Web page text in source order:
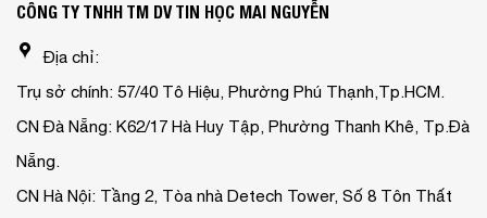
CÔNG TY TNHH TM DV TIN HỌC MAI NGUYỄN
Địa chỉ:
Trụ sở chính: 57/40 Tô Hiệu, Phường Phú Thạnh,Tp.HCM.
CN Đà Nẵng: K62/17 Hà Huy Tập, Phường Thanh Khê, Tp.Đà
Nẵng.
CN Hà Nội: Tầng 2, Tòa nhà Detech Tower, Số 8 Tôn Thất